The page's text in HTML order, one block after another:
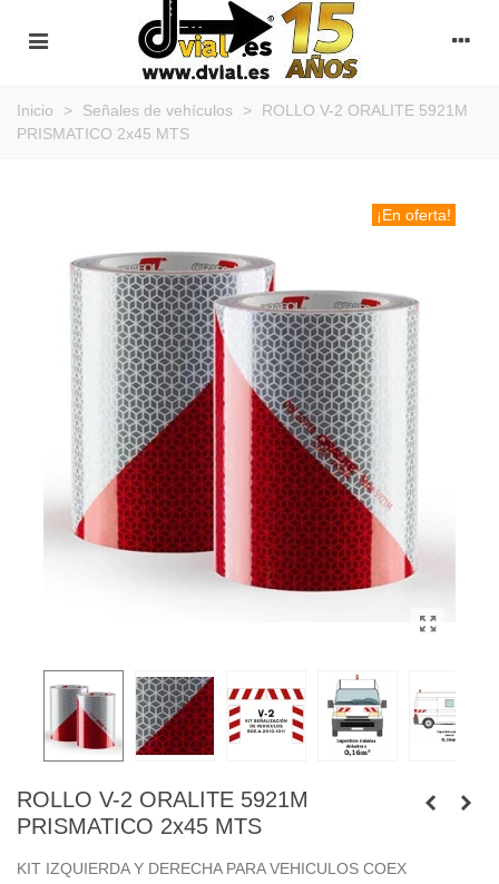
Inicio > Señales de vehículos >
ROLLO V-2 ORALITE 5921M
PRISMATICO 2x45 MTS
¡En oferta!
ROLLO V-2 ORALITE 5921M
PRISMATICO 2x45 MTS
KIT IZQUIERDA Y DERECHA PARA VEHICULOS COEX